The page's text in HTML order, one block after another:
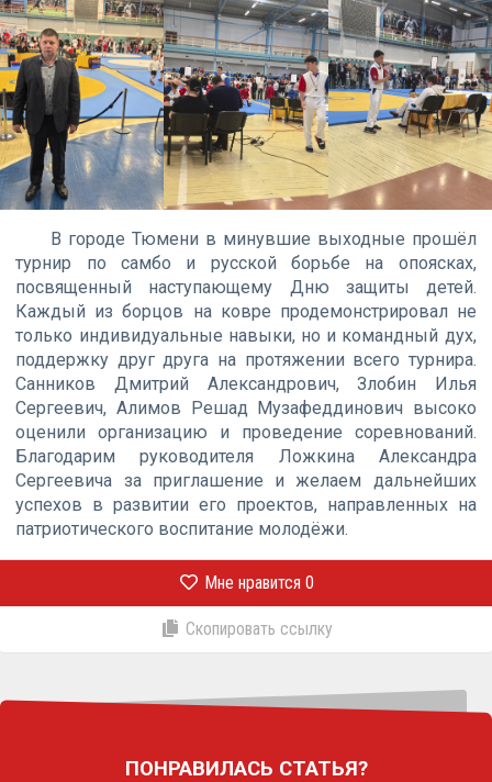
В городе Тюмени в минувшие выходные прошёл
турнир по самбо и русской борьбе на опоясках,
посвященный наступающему Дню защиты детей.
Каждый из борцов на ковре продемонстрировал не
только индивидуальные навыки, но и командный дух,
поддержку друг друга на протяжении всего турнира.
Санников Дмитрий Александрович, Злобин Илья
Сергеевич, Алимов Решад Музафеддинович высоко
оценили организацию и проведение соревнований.
Благодарим руководителя Ложкина Александра
Сергеевича за приглашение и желаем дальнейших
успехов в развитии его проектов, направленных на
патриотического воспитание молодёжи.
Мне нравится 0
Скопировать ссылку
ПОНРАВИЛАСЬ СТАТЬЯ?